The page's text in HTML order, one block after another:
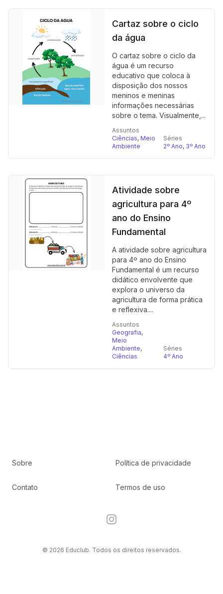
Cartaz sobre o ciclo
da água
O cartaz sobre o ciclo da
água é um recurso
educativo que coloca à
disposição dos nossos
meninos e meninas
informações necessárias
sobre o tema. Visualmente,...
Assuntos
Ciências, Meio
Ambiente
Séries
2º Ano, 3º Ano
Atividade sobre
agricultura para 4º
ano do Ensino
Fundamental
A atividade sobre agricultura
para 4º ano do Ensino
Fundamental é um recurso
didático envolvente que
explora o universo da
agricultura de forma prática
e reflexiva....
Assuntos
Geografia,
Meio
Ambiente,
Ciências
Séries
4º Ano
Sobre
Contato
Política de privacidade
Termos de uso
Instagram
© 2026 Educlub. Todos os direitos reservados.